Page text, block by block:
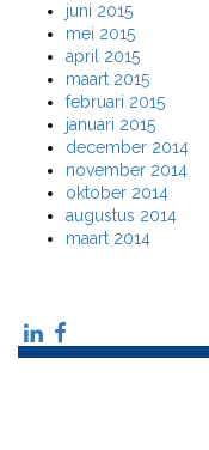
juni 2015
mei 2015
april 2015
maart 2015
februari 2015
januari 2015
december 2014
november 2014
oktober 2014
augustus 2014
maart 2014